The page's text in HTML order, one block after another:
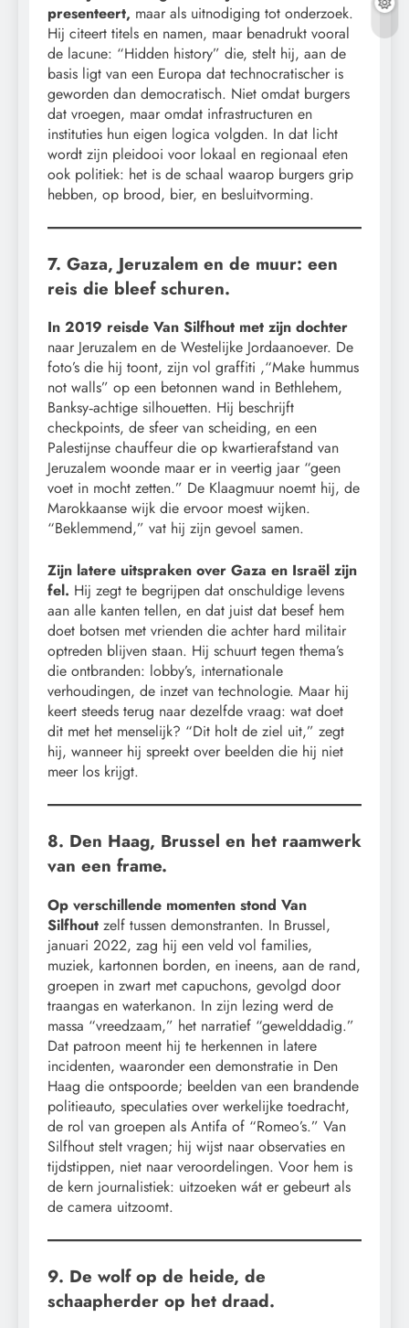
presenteert, maar als uitnodiging tot onderzoek.
Hij citeert titels en namen, maar benadrukt vooral
de lacune: “Hidden history” die, stelt hij, aan de
basis ligt van een Europa dat technocratischer is
geworden dan democratisch. Niet omdat burgers
dat vroegen, maar omdat infrastructuren en
instituties hun eigen logica volgden. In dat licht
wordt zijn pleidooi voor lokaal en regionaal eten
ook politiek: het is de schaal waarop burgers grip
hebben, op brood, bier, en besluitvorming.
7. Gaza, Jeruzalem en de muur: een
reis die bleef schuren.
In 2019 reisde Van Silfhout met zijn dochter
naar Jeruzalem en de Westelijke Jordaanoever. De
foto’s die hij toont, zijn vol graffiti ,“Make hummus
not walls” op een betonnen wand in Bethlehem,
Banksy‑achtige silhouetten. Hij beschrijft
checkpoints, de sfeer van scheiding, en een
Palestijnse chauffeur die op kwartierafstand van
Jeruzalem woonde maar er in veertig jaar “geen
voet in mocht zetten.” De Klaagmuur noemt hij, de
Marokkaanse wijk die ervoor moest wijken.
“Beklemmend,” vat hij zijn gevoel samen.
Zijn latere uitspraken over Gaza en Israël zijn
fel. Hij zegt te begrijpen dat onschuldige levens
aan alle kanten tellen, en dat juist dat besef hem
doet botsen met vrienden die achter hard militair
optreden blijven staan. Hij schuurt tegen thema’s
die ontbranden: lobby’s, internationale
verhoudingen, de inzet van technologie. Maar hij
keert steeds terug naar dezelfde vraag: wat doet
dit met het menselijk? “Dit holt de ziel uit,” zegt
hij, wanneer hij spreekt over beelden die hij niet
meer los krijgt.
8. Den Haag, Brussel en het raamwerk
van een frame.
Op verschillende momenten stond Van
Silfhout zelf tussen demonstranten. In Brussel,
januari 2022, zag hij een veld vol families,
muziek, kartonnen borden, en ineens, aan de rand,
groepen in zwart met capuchons, gevolgd door
traangas en waterkanon. In zijn lezing werd de
massa “vreedzaam,” het narratief “gewelddadig.”
Dat patroon meent hij te herkennen in latere
incidenten, waaronder een demonstratie in Den
Haag die ontspoorde; beelden van een brandende
politieauto, speculaties over werkelijke toedracht,
de rol van groepen als Antifa of “Romeo’s.” Van
Silfhout stelt vragen; hij wijst naar observaties en
tijdstippen, niet naar veroordelingen. Voor hem is
de kern journalistiek: uitzoeken wát er gebeurt als
de camera uitzoomt.
9. De wolf op de heide, de
schaapherder op het draad.